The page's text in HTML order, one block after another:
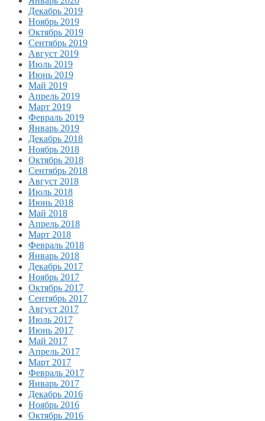
Декабрь 2019
Ноябрь 2019
Октябрь 2019
Сентябрь 2019
Август 2019
Июль 2019
Июнь 2019
Май 2019
Апрель 2019
Март 2019
Февраль 2019
Январь 2019
Декабрь 2018
Ноябрь 2018
Октябрь 2018
Сентябрь 2018
Август 2018
Июль 2018
Июнь 2018
Май 2018
Апрель 2018
Март 2018
Февраль 2018
Январь 2018
Декабрь 2017
Ноябрь 2017
Октябрь 2017
Сентябрь 2017
Август 2017
Июль 2017
Июнь 2017
Май 2017
Апрель 2017
Март 2017
Февраль 2017
Январь 2017
Декабрь 2016
Ноябрь 2016
Октябрь 2016